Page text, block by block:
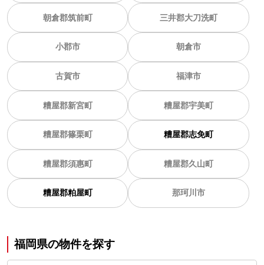
朝倉郡筑前町 三井郡大刀洗町
小郡市 朝倉市
古賀市 福津市
糟屋郡新宮町 糟屋郡宇美町
糟屋郡篠栗町 糟屋郡志免町
糟屋郡須惠町 糟屋郡久山町
糟屋郡粕屋町 那珂川市
福岡県の物件を探す